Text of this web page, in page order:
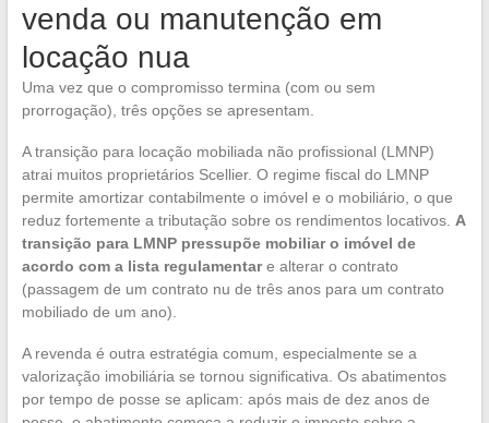
venda ou manutenção em
locação nua
Uma vez que o compromisso termina (com ou sem
prorrogação), três opções se apresentam.
A transição para locação mobiliada não profissional (LMNP)
atrai muitos proprietários Scellier. O regime fiscal do LMNP
permite amortizar contabilmente o imóvel e o mobiliário, o que
reduz fortemente a tributação sobre os rendimentos locativos. A
transição para LMNP pressupõe mobiliar o imóvel de
acordo com a lista regulamentare alterar o contrato
(passagem de um contrato nu de três anos para um contrato
mobiliado de um ano).
A revenda é outra estratégia comum, especialmente se a
valorização imobiliária se tornou significativa. Os abatimentos
por tempo de posse se aplicam: após mais de dez anos de